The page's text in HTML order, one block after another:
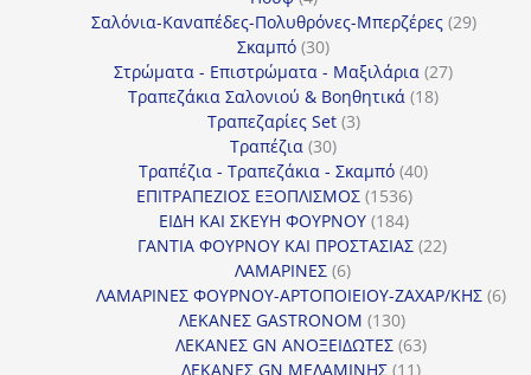
προϊόντα
Σαλόνια-Καναπέδες-Πολυθρόνες-Μπερζέρες 2929
Σκαμπό 3030
προϊόντα
Στρώματα - Επιστρώματα - Μαξιλάρια 2727
Τραπεζάκια Σαλονιού & Βοηθητικά 1818
Τραπεζαρίες Set 33
Τραπέζια 3030
προϊόντα
Τραπέζια - Τραπεζάκια - Σκαμπό 4040
ΕΠΙΤΡΑΠΕΖΙΟΣ ΕΞΟΠΛΙΣΜΟΣ 15361536
προϊόντα
ΕΙΔΗ ΚΑΙ ΣΚΕΥΗ ΦΟΥΡΝΟΥ 184184
προϊόντα
ΓΑΝΤΙΑ ΦΟΥΡΝΟΥ ΚΑΙ ΠΡΟΣΤΑΣΙΑΣ 2222
ΛΑΜΑΡΙΝΕΣ 66
προϊόντα
ΛΑΜΑΡΙΝΕΣ ΦΟΥΡΝΟΥ-ΑΡΤΟΠΟΙΕΙΟΥ-ΖΑΧΑΡ/ΚΗΣ 66
ΛΕΚΑΝΕΣ GASTRONOM 130130
προϊόντα
ΛΕΚΑΝΕΣ GN ΑΝΟΞΕΙΔΩΤΕΣ 6363
ΛΕΚΑΝΕΣ GN ΜΕΛΑΜΙΝΗΣ 1111